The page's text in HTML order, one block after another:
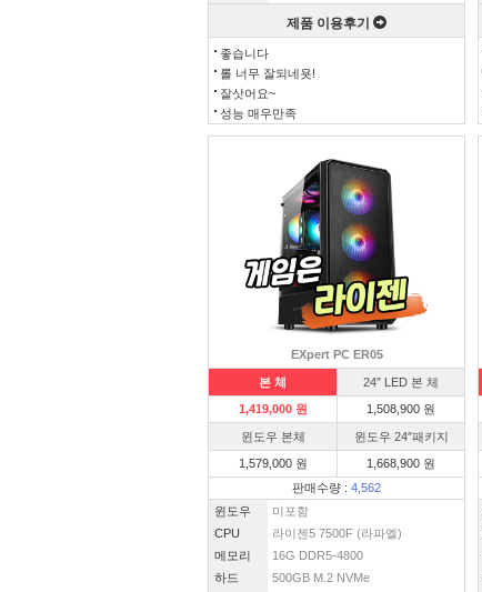
제품 이용후기
좋습니다
롤 너무 잘되네욧!
잘삿어요~
성능 매우만족
EXpert PC ER05
본 체
24″ LED 본 체
1,419,000 원
1,508,900 원
윈도우 본체
윈도우 24″패키지
1,579,000 원
1,668,900 원
판매수량 : 4,562
윈도우
미포함
CPU
라이젠5 7500F (라파엘)
메모리
16G DDR5-4800
하드
500GB M.2 NVMe